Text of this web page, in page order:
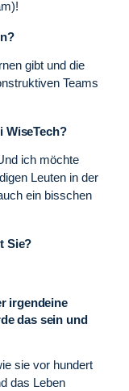
gibt und die
Teams
WiseTech?
ich möchte
Leuten in der
ein bisschen
Sie?
irgendeine
das sein und
sie vor hundert
das Leben